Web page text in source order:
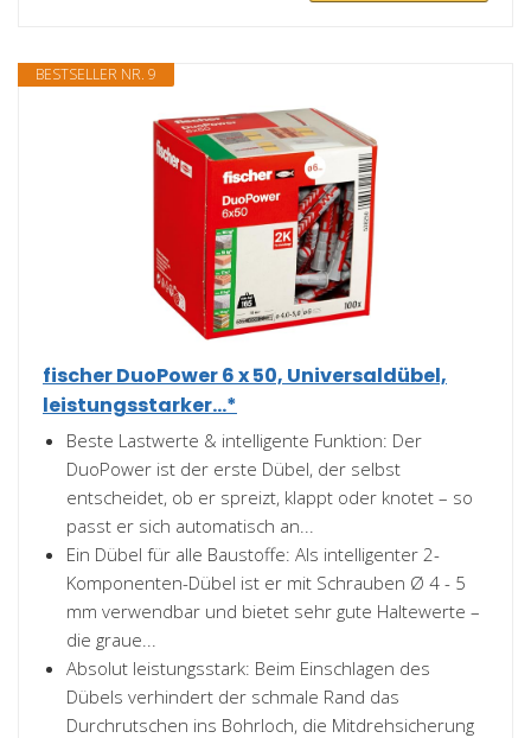
BESTSELLER NR. 9
fischer DuoPower 6 x 50, Universaldübel,
leistungsstarker...*
Beste Lastwerte & intelligente Funktion: Der
DuoPower ist der erste Dübel, der selbst
entscheidet, ob er spreizt, klappt oder knotet – so
passt er sich automatisch an...
Ein Dübel für alle Baustoffe: Als intelligenter 2-
Komponenten-Dübel ist er mit Schrauben Ø 4 - 5
mm verwendbar und bietet sehr gute Haltewerte –
die graue...
Absolut leistungsstark: Beim Einschlagen des
Dübels verhindert der schmale Rand das
Durchrutschen ins Bohrloch, die Mitdrehsicherung